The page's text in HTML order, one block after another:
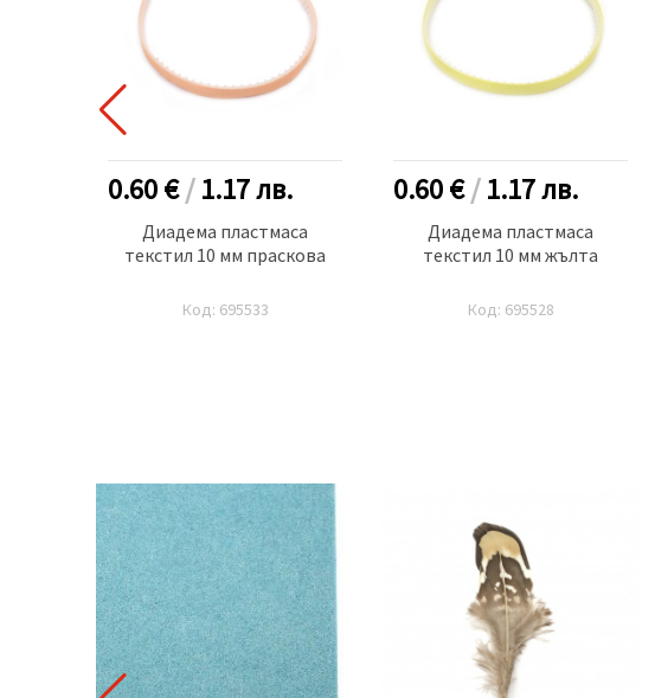
0.60 €/1.17лв.
Диадема пластмаса
текстил 10 мм праскова
Код: 695533
0.60 €/1.17лв.
Диадема пластмаса
текстил 10 мм жълта
Код: 695528